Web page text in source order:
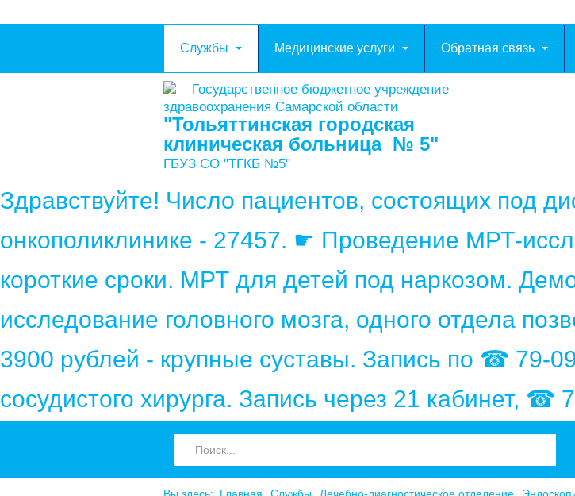
Службы Медицинские услуги Обратная связь
Государственное бюджетное учреждение
здравоохранения Самарской области
"Тольяттинская городская
клиническая больница № 5"
ГБУЗ СО "ТГКБ №5"
Здравствуйте! Число пациентов, состоящих под
онкополиклинике - 27457. ☛ Проведение МРТ-
короткие сроки. МРТ для детей под наркозом.
исследование головного мозга, одного отдела
3900 рублей - крупные суставы. Запись по ☎ 79-
сосудистого хирурга. Запись через 21 кабинет, ☎